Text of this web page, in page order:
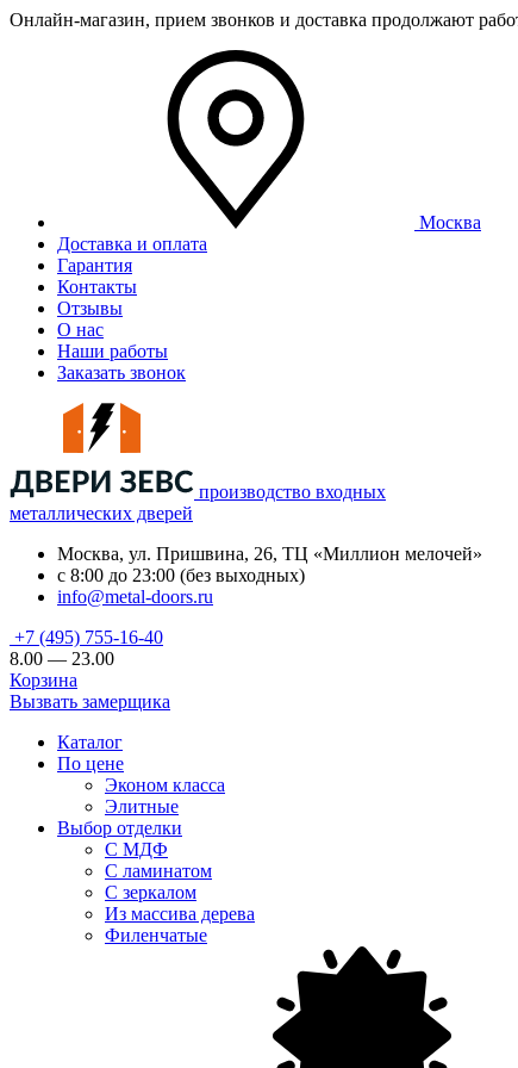
Онлайн-магазин, прием звонков и доставка продолжают
Москва
Доставка и оплата
Гарантия
Контакты
Отзывы
О нас
Наши работы
Заказать звонок
производство входных
металлических дверей
Москва, ул. Пришвина, 26, ТЦ «Миллион мелочей»
с 8:00 до 23:00 (без выходных)
info@metal-doors.ru
+7 (495) 755-16-40
8.00 — 23.00
Корзина
Вызвать замерщика
Каталог
По цене
Эконом класса
Элитные
Выбор отделки
С МДФ
С ламинатом
С зеркалом
Из массива дерева
Филенчатые